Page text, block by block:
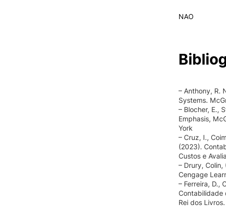
NAO
– Anthony, R.
Systems.
– Blocher, E.,
Emphasis,
York
– Cruz, I.,
(2023).
Custos e
– Drury,
Cengage
– Ferreira, D.,
Contabilidade
Rei dos Livros.